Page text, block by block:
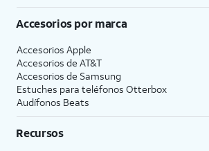
Accesorios por marca
Accesorios Apple
Accesorios de AT&T
Accesorios de Samsung
Estuches para teléfonos Otterbox
Audífonos Beats
Recursos